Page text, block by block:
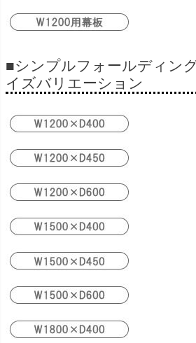
■シンプルフォールディン
イズバリエーション